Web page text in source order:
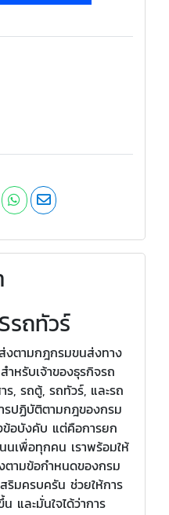
รถทัวร์
งตามกฎกรมขนส่งทาง
หรับเจ้าของธุรกิจรถ
ร, รถตู้, รถทัวร์, และรถ
ปฏิบัติตามกฎของกรม
ข้อบังคับ แต่คือการยก
เพื่อทุกคน เราพร้อมให้
ตามข้อกำหนดของกรม
มครบครัน ช่วยให้การ
และมั่นใจได้ว่าการ